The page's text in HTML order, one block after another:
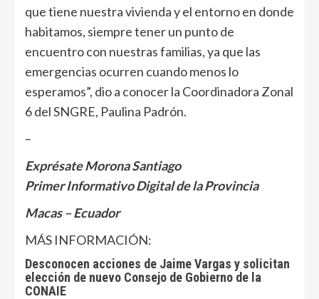
que tiene nuestra vivienda y el entorno en donde
habitamos, siempre tener un punto de
encuentro con nuestras familias, ya que las
emergencias ocurren cuando menos lo
esperamos”, dio a conocer la Coordinadora Zonal
6 del SNGRE, Paulina Padrón.
–
Exprésate Morona Santiago
Primer Informativo Digital de la Provincia
Macas – Ecuador
MÁS INFORMACIÓN:
Desconocen acciones de Jaime Vargas y solicitan
elección de nuevo Consejo de Gobierno de la
CONAIE